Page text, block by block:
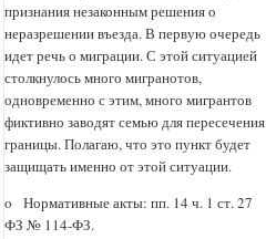
признания незаконным решения о
неразрешении въезда. В первую очередь
идет речь о миграции. С этой ситуацией
столкнулось много мигранотов,
одновременно с этим, много мигрантов
фиктивно заводят семью для пересечения
границы. Полагаю, что это пункт будет
защищать именно от этой ситуации.
o Нормативные акты: пп. 14 ч. 1 ст. 27
ФЗ № 114-ФЗ.